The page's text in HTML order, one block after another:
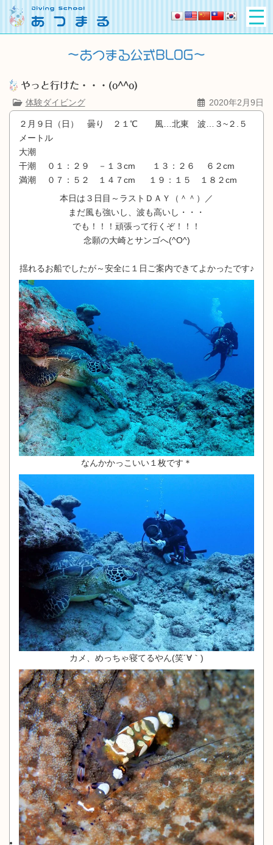
やっと行けた・・・(o^^o)
体験ダイビング
2020年2月9日
２月９日（日） 曇り ２１℃ 風…北東 波…３~２.５
メートル
大潮
干潮 ０１：２９ －１３cm １３：２６ ６２cm
満潮 ０７：５２ １４７cm １９：１５ １８２cm
本日は３日目～ラストＤＡＹ（＾＾）／
まだ風も強いし、波も高いし・・・
でも！！！頑張って行くぞ！！！
念願の大崎とサンゴへ(^O^)
揺れるお船でしたが～安全に１日ご案内できてよかったです♪
なんかかっこいい１枚です＊
カメ、めっちゃ寝てるやん(笑´∀｀)